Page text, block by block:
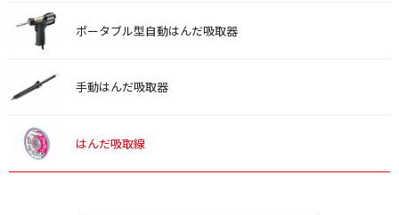
ポータブル型自動はんだ吸取器
手動はんだ吸取器
はんだ吸取線